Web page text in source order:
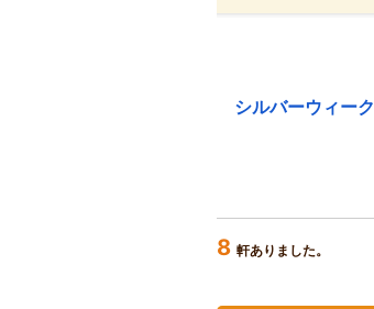
シルバーウィー
8 軒ありました。